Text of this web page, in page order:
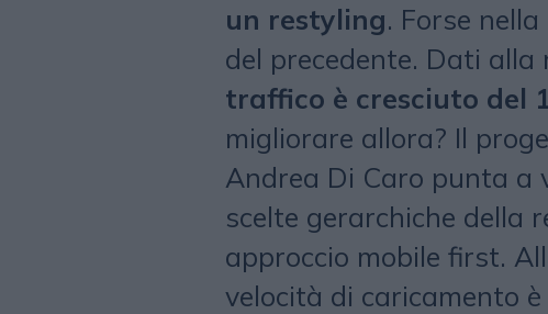
un restyling. Forse
del precedente. Dati alla
traffico è cresciuto del
migliorare allora? Il
Andrea Di Caro punta a
scelte gerarchiche della
approccio mobile first.
velocità di caricamento